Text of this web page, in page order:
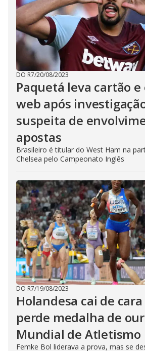
DO R7/20/08/2023
Paquetá leva cartão e
web após
suspeita de
apostas
Brasileiro é titular do West Ham na
Chelsea pelo Campeonato Inglês
DO R7/19/08/2023
Holandesa cai de
perde medalha de
Mundial de Atletismo
Femke Bol liderava a prova, mas se